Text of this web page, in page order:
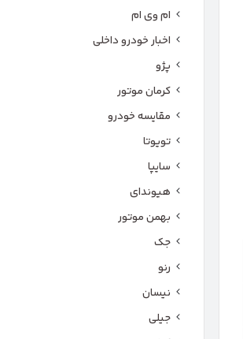
ام وی ام
اخبار خودرو داخلی
پژو
کرمان موتور
مقایسه خودرو
تویوتا
سایپا
هیوندای
بهمن موتور
جک
رنو
نیسان
جیلی